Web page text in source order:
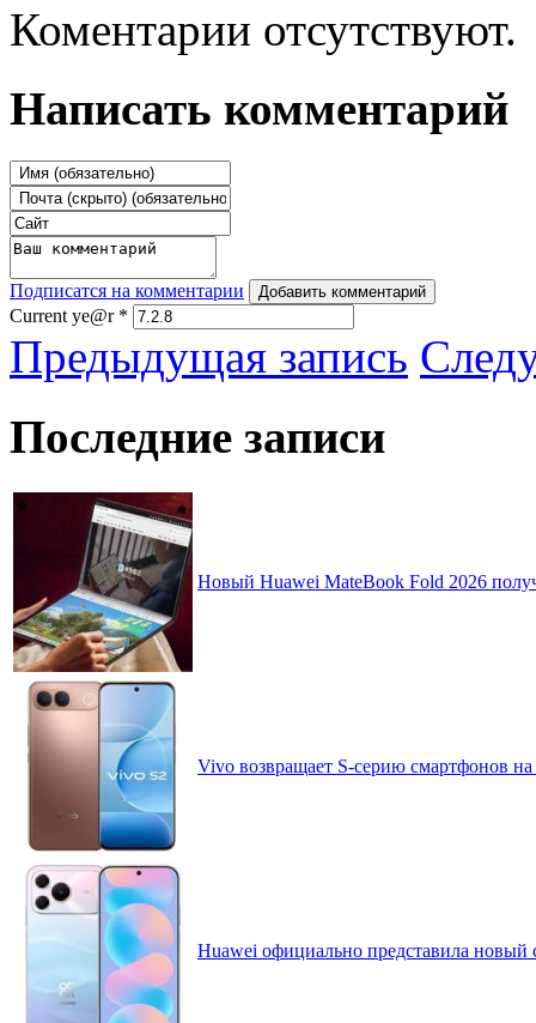
Коментарии отсутствуют.
Написать комментарий
Подписатся на комментарии Добавить комментарий
Current ye@r *
Предыдущая запись
Последние записи
Новый Huawei MateBook Fold 2026
Vivo возвращает S-серию смартфонов
Huawei официально представила